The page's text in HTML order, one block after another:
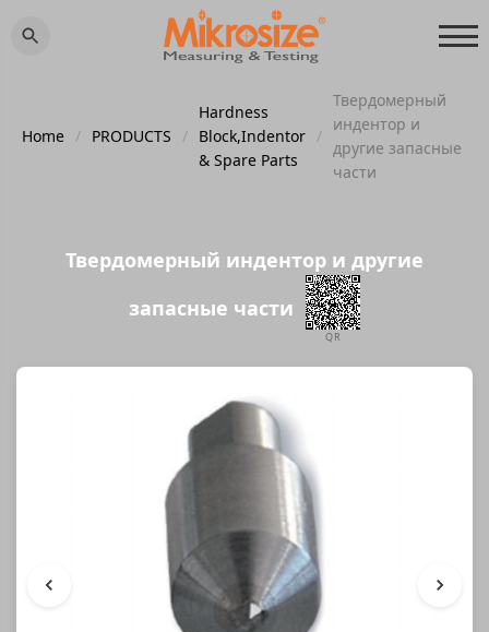
Home / PRODUCTS /
Hardness
Block,Indentor
& Spare Parts
/
Твердомерный
индентор и
другие запасные
части
Твердомерный индентор и другие
запасные части
QR